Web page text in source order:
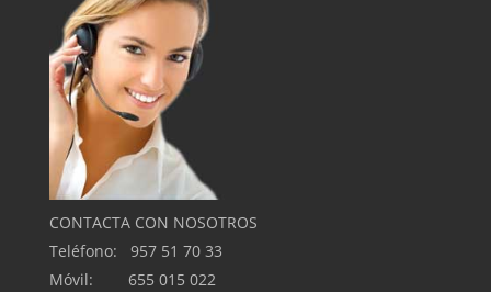
CONTACTA CON NOSOTROS
Teléfono: 957 51 70 33
Móvil: 655 015 022